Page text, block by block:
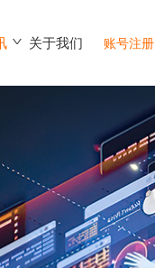
关于我们 账号注册